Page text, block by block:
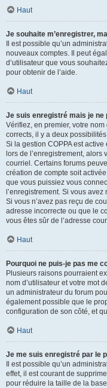
Haut
Je souhaite m’enregistrer,
Il est possible qu’un
nouveaux comptes. Il peut
d’utilisateur que vous
pour obtenir de l’aide.
Haut
Je suis enregistré mais je ne
Vérifiez, en premier, votre nom
corrects, il y a deux
Si la gestion COPPA est
lors de l’enregistrement,
courriel. Certains forums
création de compte soit
que vous puissiez vous
l’enregistrement. Si vous
Si vous n’avez pas reçu de
adresse incorrecte ou que le
vous êtes sûr de l’adresse
Haut
Pourquoi ne puis-je pas me
Plusieurs raisons pourraient
nom d’utilisateur et votre mot
un administrateur du forum
également possible que le
configuration de son côté, et
Haut
Je me suis enregistré par le
Il est possible qu’un
effet, il est courant de
pour réduire la taille de la